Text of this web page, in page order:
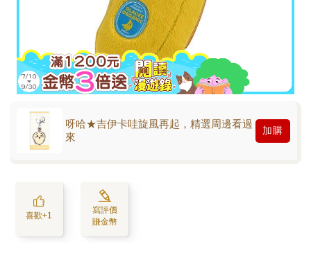
呀哈★吉伊卡哇旋風再起，精選周邊看過
來
加購
喜歡+1
寫評價
賺金幣